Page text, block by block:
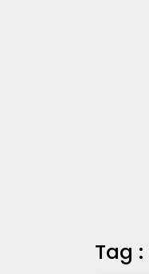
Tag